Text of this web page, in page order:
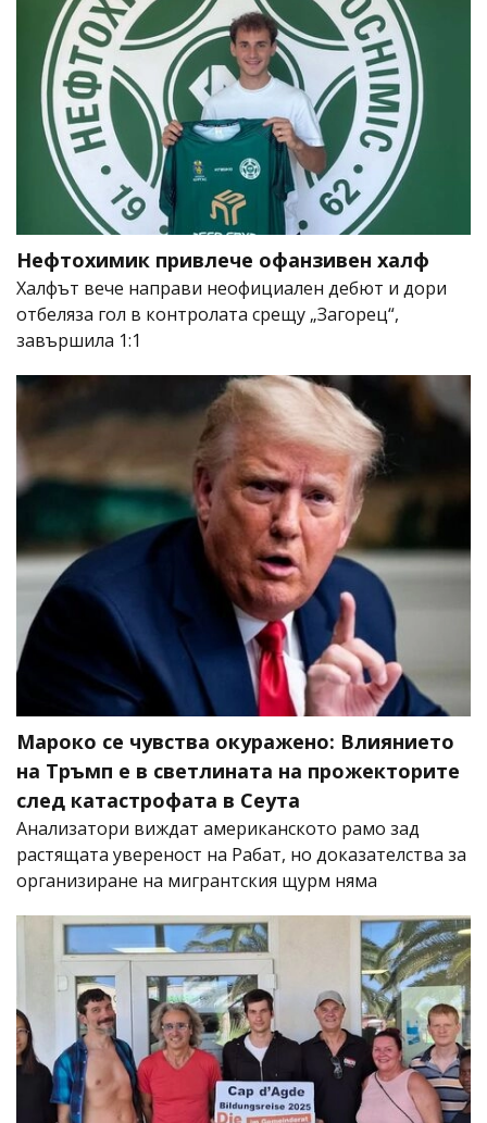
Нефтохимик привлече офанзивен халф
Халфът вече направи неофициален дебют и дори
отбеляза гол в контролата срещу „Загорец“,
завършила 1:1
Мароко се чувства окуражено: Влиянието
на Тръмп е в светлината на прожекторите
след катастрофата в Сеута
Анализатори виждат американското рамо зад
растящата увереност на Рабат, но доказателства за
организиране на мигрантския щурм няма